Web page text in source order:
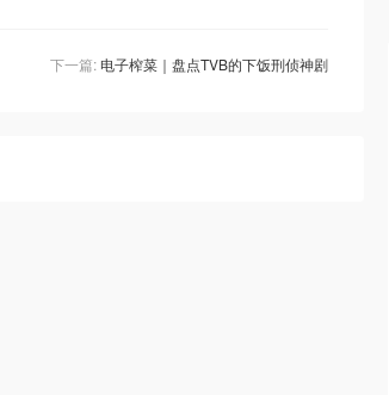
下一篇: 电子榨菜｜盘点TVB的下饭刑侦神剧